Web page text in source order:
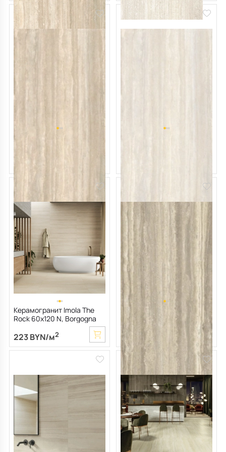
Керамогранит Panaria
Travertino Cream, 9 мм
163 BYN/м
Керамогранит Imola The
Rock 60х120 N, Borgogna
223 BYN/м2
Керамогранит LaFaenza
Cocoon 60х120 LPM,
Travertino OB, 6,5 мм
279 BYN/м